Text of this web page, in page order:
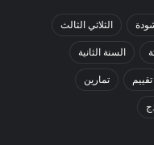
الثلاثي الثالث
السنة الثانية
تقييم تمارين